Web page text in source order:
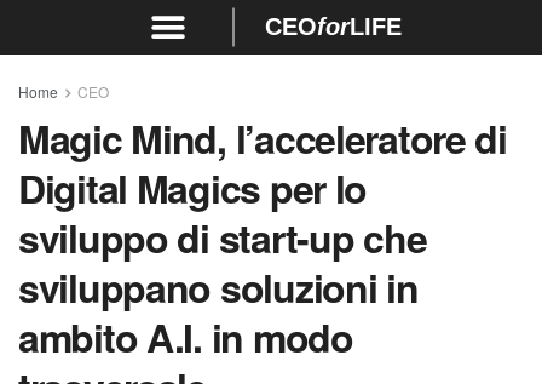
CEOforLIFE
Home CEO
Magic Mind, l’acceleratore di
Digital Magics per lo
sviluppo di start-up che
sviluppano soluzioni in
ambito A.I. in modo